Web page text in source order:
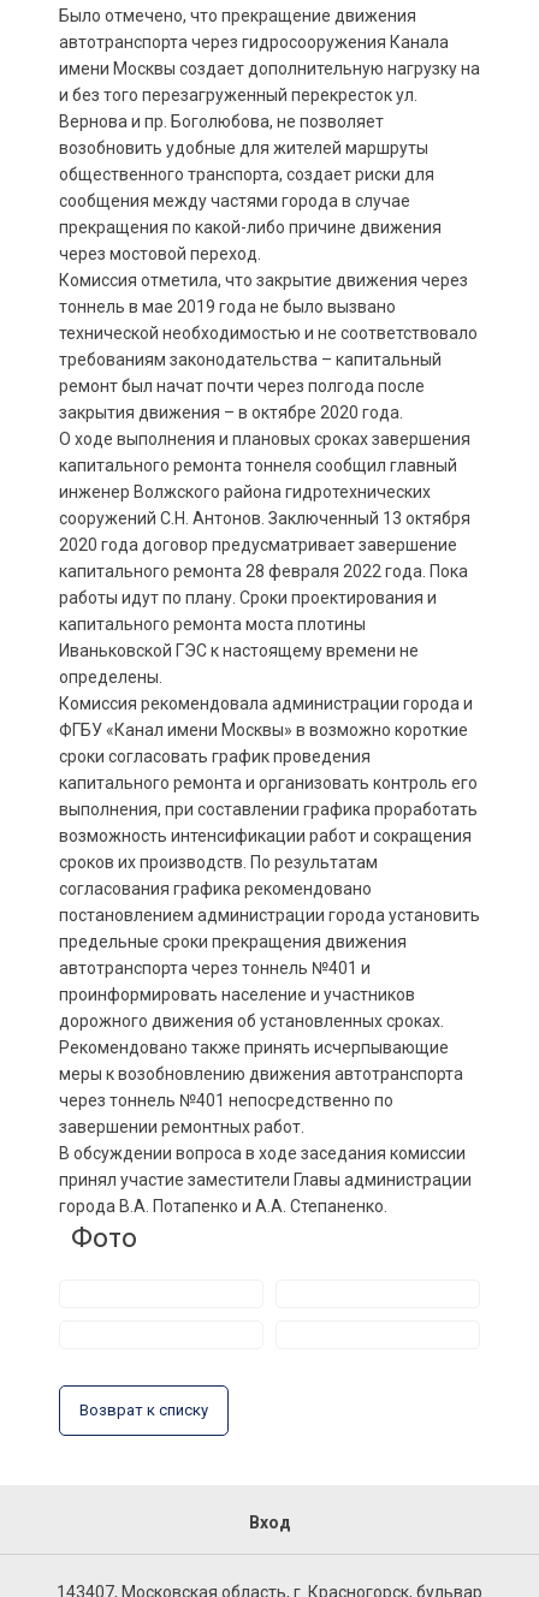
Было отмечено, что прекращение движения
автотранспорта через гидросооружения Канала
имени Москвы создает дополнительную нагрузку на
и без того перезагруженный перекресток ул.
Вернова и пр. Боголюбова, не позволяет
возобновить удобные для жителей маршруты
общественного транспорта, создает риски для
сообщения между частями города в случае
прекращения по какой-либо причине движения
через мостовой переход.
Комиссия отметила, что закрытие движения через
тоннель в мае 2019 года не было вызвано
технической необходимостью и не соответствовало
требованиям законодательства – капитальный
ремонт был начат почти через полгода после
закрытия движения – в октябре 2020 года.
О ходе выполнения и плановых сроках завершения
капитального ремонта тоннеля сообщил главный
инженер Волжского района гидротехнических
сооружений С.Н. Антонов. Заключенный 13 октября
2020 года договор предусматривает завершение
капитального ремонта 28 февраля 2022 года. Пока
работы идут по плану. Сроки проектирования и
капитального ремонта моста плотины
Иваньковской ГЭС к настоящему времени не
определены.
Комиссия рекомендовала администрации города и
ФГБУ «Канал имени Москвы» в возможно короткие
сроки согласовать график проведения
капитального ремонта и организовать контроль его
выполнения, при составлении графика проработать
возможность интенсификации работ и сокращения
сроков их производств. По результатам
согласования графика рекомендовано
постановлением администрации города установить
предельные сроки прекращения движения
автотранспорта через тоннель №401 и
проинформировать население и участников
дорожного движения об установленных сроках.
Рекомендовано также принять исчерпывающие
меры к возобновлению движения автотранспорта
через тоннель №401 непосредственно по
завершении ремонтных работ.
В обсуждении вопроса в ходе заседания комиссии
принял участие заместители Главы администрации
города В.А. Потапенко и А.А. Степаненко.
Фото
Возврат к списку
Вход
143407, Московская область, г. Красногорск, бульвар